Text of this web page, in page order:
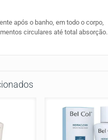
após o banho, em todo o corpo,
circulares até total absorção.